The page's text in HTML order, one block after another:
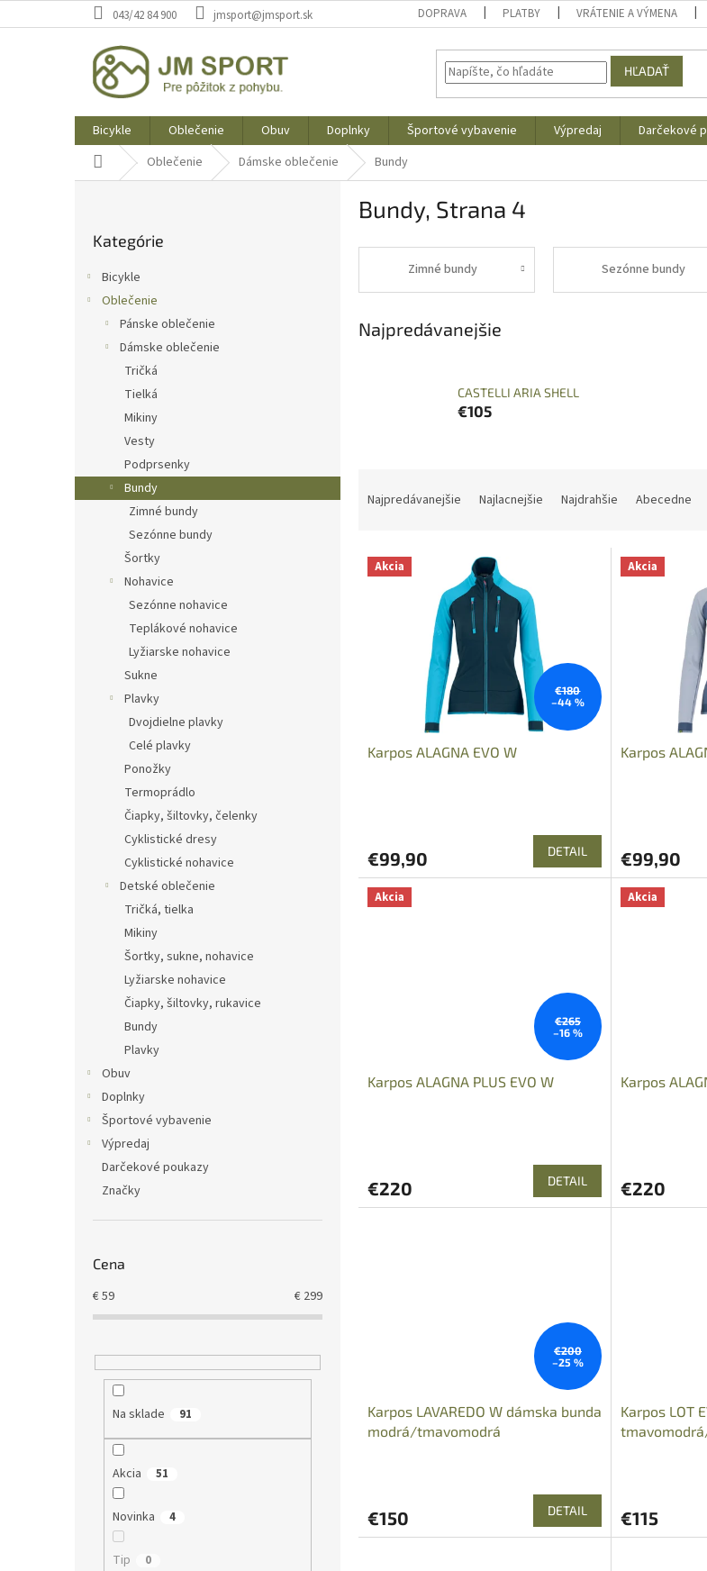
na
043/42 84 900 jmsport@jmsport.sk DOPRAVA PLATBY VRÁTENIE A VÝMENA
HĽADAŤ
Bicykle Oblečenie Obuv Doplnky Športové vybavenie Výpredaj Darčekové
Domov Oblečenie Dámske oblečenie Bundy
kategórie
Kategórie
Bicykle
Oblečenie
Pánske oblečenie
Dámske oblečenie
Tričká
Tielká
Mikiny
Vesty
Podprsenky
Bundy
Zimné bundy
Sezónne bundy
Šortky
Nohavice
Sezónne nohavice
Teplákové nohavice
Lyžiarske nohavice
Sukne
Plavky
Dvojdielne plavky
Celé plavky
Ponožky
Termoprádlo
Čiapky, šiltovky, čelenky
Cyklistické dresy
Cyklistické nohavice
Detské oblečenie
Tričká, tielka
Mikiny
Šortky, sukne, nohavice
Lyžiarske nohavice
Čiapky, šiltovky, rukavice
Bundy
Plavky
Obuv
Doplnky
Športové vybavenie
Výpredaj
Darčekové poukazy
Značky
Cena
€59 € 299
Na sklade 91
Akcia 51
Novinka 4
Tip 0
Bundy, Strana 4
Zimné bundy Sezónne bundy
Najpredávanejšie
CASTELLI ARIA SHELL
€105
n
Najpredávanejšie Najlacnejšie Najdrahšie Abecedne
V Akcia
€180
–44 %
Karpos ALAGNA EVO W
€99,90 DETAIL
Akcia
Karpos
€99,90
Akcia
€265
–16 %
Karpos ALAGNA PLUS EVO W
€220 DETAIL
Akcia
Karpos
€220
€200
–25 %
Karpos LAVAREDO W dámska bunda
modrá/tmavomodrá
€150 DETAIL
Karpos LOT
€115